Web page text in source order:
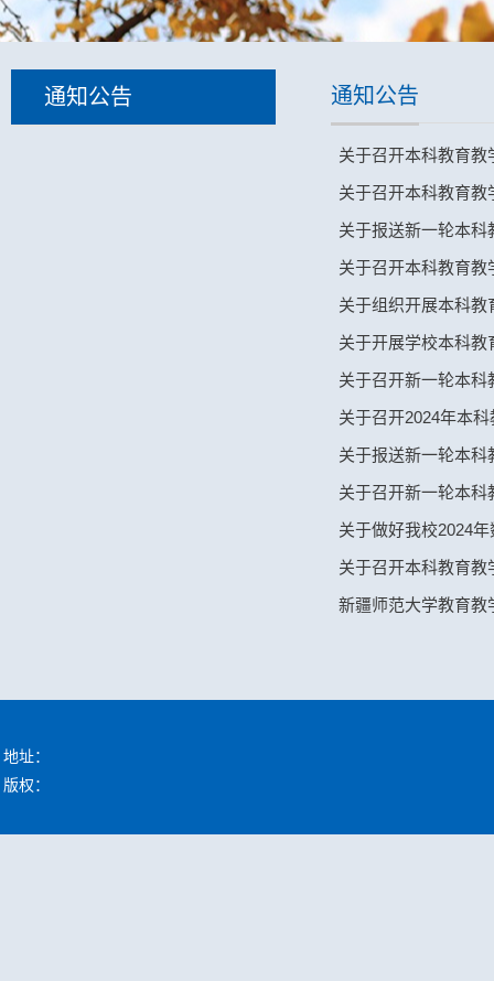
通知公告 通知公告
关于召开本科教育
关于召开本科教育
关于报送新一轮本
关于召开本科教育
关于组织开展本科
关于开展学校本科
关于召开新一轮本
关于召开2024年本
关于报送新一轮本
关于召开新一轮本
关于做好我校2024
关于召开本科教育
新疆师范大学教育教
地址：
版权：